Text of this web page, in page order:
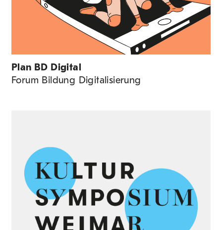
Plan BD Digital
Forum Bildung Digitalisierung